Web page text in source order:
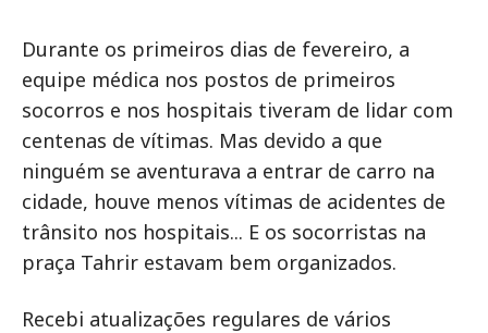
Durante os primeiros dias de fevereiro, a
equipe médica nos postos de primeiros
socorros e nos hospitais tiveram de lidar com
centenas de vítimas. Mas devido a que
ninguém se aventurava a entrar de carro na
cidade, houve menos vítimas de acidentes de
trânsito nos hospitais... E os socorristas na
praça Tahrir estavam bem organizados.
Recebi atualizações regulares de vários